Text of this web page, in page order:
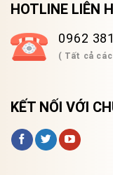
HOTLINE LIÊN
0962
( Tất cả
KẾT NỐI VỚI